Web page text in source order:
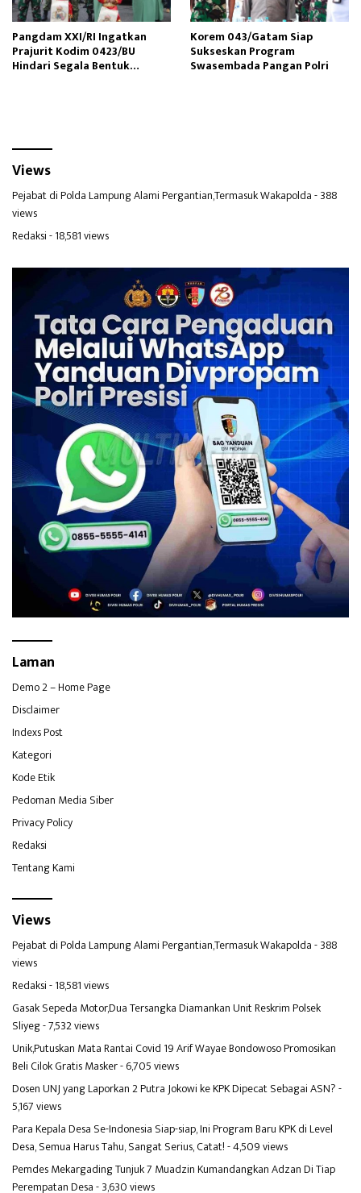
Pangdam XXI/RI Ingatkan
Prajurit Kodim 0423/BU
Hindari Segala Bentuk
Korem 043/Gatam Siap
Sukseskan Program
Swasembada Pangan Polri
Views
Pejabat di Polda Lampung Alami Pergantian,Termasuk Wakapolda- 388
views
Redaksi- 18,581 views
Laman
Demo 2 – Home Page
Disclaimer
Indexs Post
Kategori
Kode Etik
Pedoman Media Siber
Privacy Policy
Redaksi
Tentang Kami
Views
Pejabat di Polda Lampung Alami Pergantian,Termasuk Wakapolda- 388
views
Redaksi- 18,581 views
Gasak Sepeda Motor,Dua Tersangka Diamankan Unit Reskrim Polsek
Sliyeg- 7,532 views
Unik,Putuskan Mata Rantai Covid 19 Arif Wayae Bondowoso Promosikan
Beli Cilok Gratis Masker- 6,705 views
Dosen UNJ yang Laporkan 2 Putra Jokowi ke KPK Dipecat Sebagai ASN?-
5,167 views
Para Kepala Desa Se-Indonesia Siap-siap, Ini Program Baru KPK di Level
Desa, Semua Harus Tahu, Sangat Serius, Catat!- 4,509 views
Pemdes Mekargading Tunjuk 7 Muadzin Kumandangkan Adzan Di Tiap
Perempatan Desa- 3,630 views